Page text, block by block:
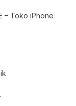
– Toko iPhone